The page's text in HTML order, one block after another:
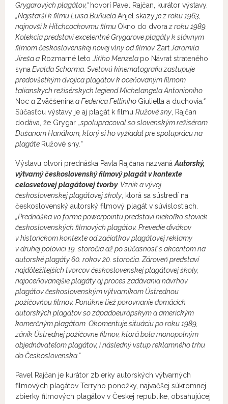
Grygarových plagátov,“ hovorí Pavel Rajčan, kurátor výstavy.
„Najstarší k filmu Luisa BuňuelaAnjel skazyje z roku 1963,
najnovší k Hitchcockovmu filmu Okno do dvora z roku 1989.
Kolekcia predstaví excelentné Grygarove plagáty k slávnym
filmom československej novej vlny od filmov ŽartJaromila
Jireša a Rozmarné leto Jiřího Menzela po Návrat strateného
syna Evalda Schorma. Svetovú kinematografiu zastupuje
predovšetkým dvojica plagátov k oceňovaným filmom
talianskych režisérskych legiend Michelangela Antonioniho
Noc a Zväčšenina a Federica Felliniho Giulietta a duchovia .“
Súčasťou výstavy je aj plagát k filmu Ružové sny , Rajčan
dodáva, že Grygar „spolupracoval so slovenským režisérom
Dušanom Hanákom, ktorý si ho vyžiadal pre spoluprácu na
plagáte Ružové sny.“
Výstavu otvorí prednáška Pavla Rajčana nazvaná Autorský,
výtvarný československý filmový plagát v kontexte
celosvetovej plagátovej tvorby. Vznik a vývoj
československej plagátovej školy , ktorá sa sústredí na
československý autorský filmový plagát v súvislostiach.
„Prednáška vo forme powerpointu predstaví niekoľko stoviek
československých filmových plagátov. Prevedie divákov
v historickom kontexte od začiatkov plagátovej reklamy
v druhej polovici 19. storočia až po súčasnosť s akcentom na
autorské plagáty 60. rokov 20. storočia. Zároveň predstaví
najdôležitejších tvorcov československej plagátovej školy,
najoceňovanejšie plagáty aj proces zadávania návrhov
plagátov československým výtvarníkom Ústrednou
požičovňou filmov. Ponúkne tiež porovnanie domácich
autorských plagátov so západoeurópskym a americkým
komerčným plagátom. Okomentuje situáciu po roku 1989,
zánik Ústrednej požičovne filmov, ktorá bola monopolným
objednávateľom plagátov, i následný vstup reklamného trhu
do Československa.“
Pavel Rajčan je kurátor zbierky autorských výtvarných
filmových plagátov Terryho ponožky, najväčšej súkromnej
zbierky filmových plagátov v Českej republike, obsahujúcej